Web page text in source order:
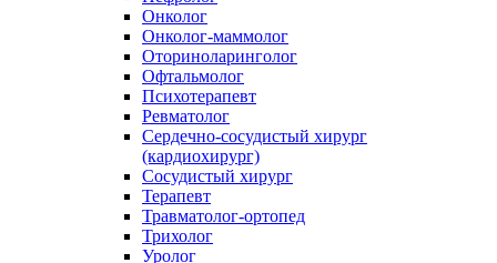
Онколог
Онколог-маммолог
Оториноларинголог
Офтальмолог
Психотерапевт
Ревматолог
Сердечно-сосудистый хирург
(кардиохирург)
Сосудистый хирург
Терапевт
Травматолог-ортопед
Трихолог
Уролог